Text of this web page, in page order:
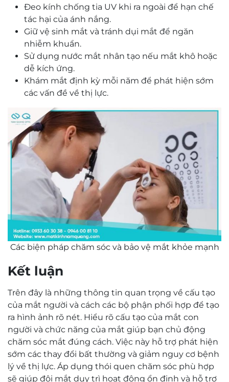
Đeo kính chống tia UV khi ra ngoài để hạn chế
tác hại của ánh nắng.
Giữ vệ sinh mắt và tránh dụi mắt để ngăn
nhiễm khuẩn.
Sử dụng nước mắt nhân tạo nếu mắt khô hoặc
dễ kích ứng.
Khám mắt định kỳ mỗi năm để phát hiện sớm
các vấn đề về thị lực.
Các biện pháp chăm sóc và bảo vệ mắt khỏe mạnh
Kết luận
Trên đây là những thông tin quan trọng về cấu tạo
của mắt người và cách các bộ phận phối hợp để tạo
ra hình ảnh rõ nét. Hiểu rõ cấu tạo của mắt con
người và chức năng của mắt giúp bạn chủ động
chăm sóc mắt đúng cách. Việc này hỗ trợ phát hiện
sớm các thay đổi bất thường và giảm nguy cơ bệnh
lý về thị lực. Áp dụng thói quen chăm sóc phù hợp
sẽ giúp đôi mắt duy trì hoạt động ổn định và hỗ trợ